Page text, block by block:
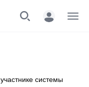
системы